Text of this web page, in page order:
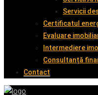
Servicii
Certificatul
Evaluare
Intermediere
Consultanță
Contact